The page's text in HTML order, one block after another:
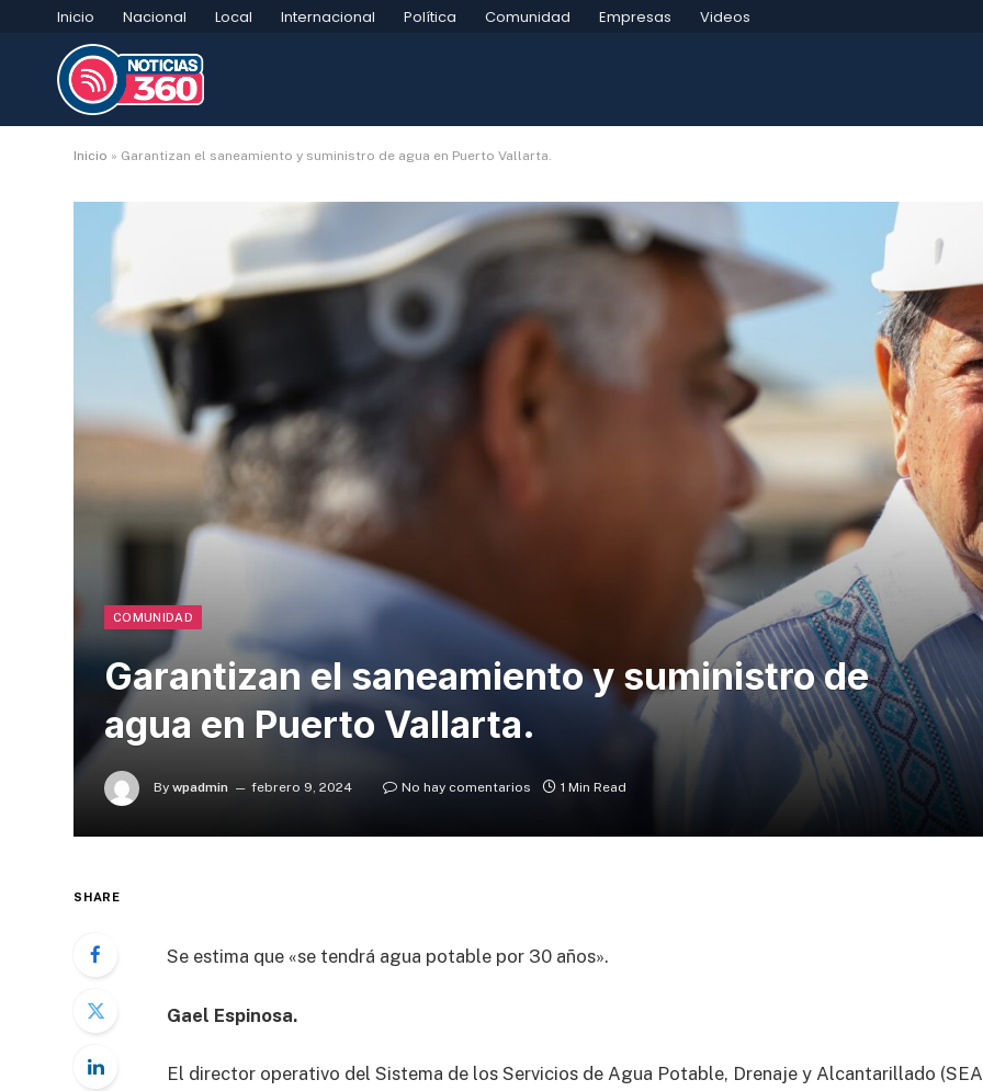
Inicio Nacional Local Internacional Política Comunidad Empresas Videos
Inicio » Garantizan el saneamiento y suministro de agua en Puerto Vallarta.
COMUNIDAD
Garantizan el saneamiento y suministro de
agua en Puerto Vallarta.
By wpadmin febrero 9, 2024 No hay comentarios 1 Min Read
SHARE
Se estima que «se tendrá agua potable por 30 años».
Gael Espinosa.
El director operativo del Sistema de los Servicios de Agua Potable, Drenaje y Alcantarillado